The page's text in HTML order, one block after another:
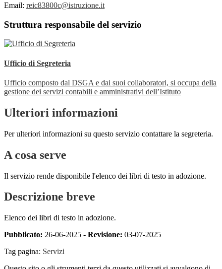
Email: reic83800c@istruzione.it
Struttura responsabile del servizio
Ufficio di Segreteria
Ufficio composto dal DSGA e dai suoi collaboratori, si occupa della
gestione dei servizi contabili e amministrativi dell’Istituto
Ulteriori informazioni
Per ulteriori informazioni su questo servizio contattare la segreteria.
A cosa serve
Il servizio rende disponibile l'elenco dei libri di testo in adozione.
Descrizione breve
Elenco dei libri di testo in adozione.
Pubblicato: 26-06-2025 - Revisione: 03-07-2025
Tag pagina: Servizi